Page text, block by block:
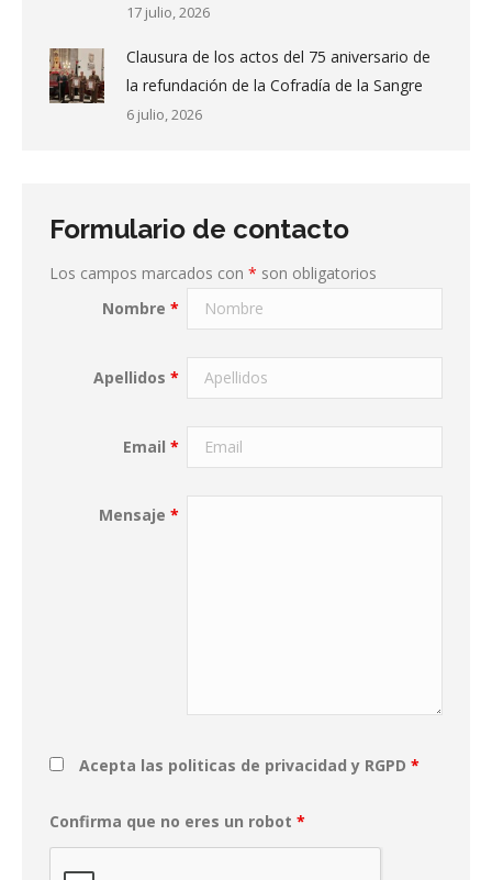
17 julio, 2026
Clausura de los actos del 75 aniversario de
la refundación de la Cofradía de la Sangre
6 julio, 2026
Formulario de contacto
Los campos marcados con * son obligatorios
Nombre*
Apellidos*
Email*
Mensaje*
Acepta las politicas de privacidad y RGPD *
Confirma que no eres un robot *